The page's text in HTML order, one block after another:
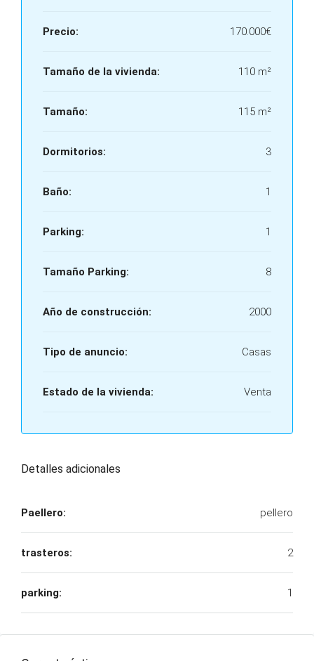
Precio: 170.000€
Tamaño de la vivienda: 110 m²
Tamaño: 115 m²
Dormitorios: 3
Baño: 1
Parking: 1
Tamaño Parking: 8
Año de construcción: 2000
Tipo de anuncio: Casas
Estado de la vivienda: Venta
Detalles adicionales
Paellero: pellero
trasteros: 2
parking: 1